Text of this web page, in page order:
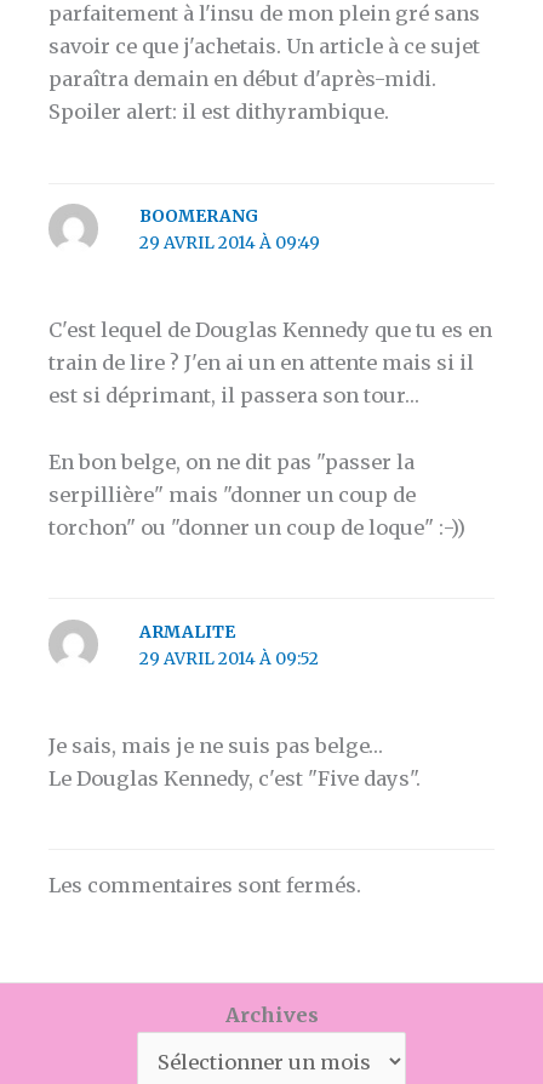
parfaitement à l'insu de mon plein gré sans
savoir ce que j'achetais. Un article à ce sujet
paraîtra demain en début d'après-midi.
Spoiler alert: il est dithyrambique.
BOOMERANG
29 AVRIL 2014 À 09:49
C'est lequel de Douglas Kennedy que tu es en
train de lire ? J'en ai un en attente mais si il
est si déprimant, il passera son tour…
En bon belge, on ne dit pas "passer la
serpillière" mais "donner un coup de
torchon" ou "donner un coup de loque" :-))
ARMALITE
29 AVRIL 2014 À 09:52
Je sais, mais je ne suis pas belge…
Le Douglas Kennedy, c'est "Five days".
Les commentaires sont fermés.
Archives